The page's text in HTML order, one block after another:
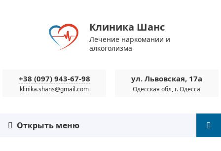
Клиника Шанс
Лечение наркомании и
алкоголизма
+38 (097) 943-67-98
klinika.shans@gmail.com
ул. Львовская, 17а
Одесская обл, г. Одесса
Открыть меню